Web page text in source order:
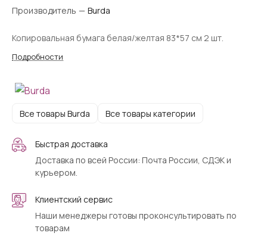
Производитель — Burda
Копировальная бумага белая/желтая 83*57 см 2 шт.
Подробности
Все товары Burda Все товары категории
Быстрая доставка
Доставка по всей России: Почта России, СДЭК и
курьером.
Клиентский сервис
Наши менеджеры готовы проконсультировать по
товарам